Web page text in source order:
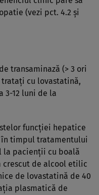
(vezi pct. 4.2 şi
transaminază (> 3 ori
cu lovastatină,
3-12 luni de la
funcţiei hepatice
timpul tratamentului
la pacienţii cu boală
crescut de alcool etilic
de lovastatină de 40
plasmatică de